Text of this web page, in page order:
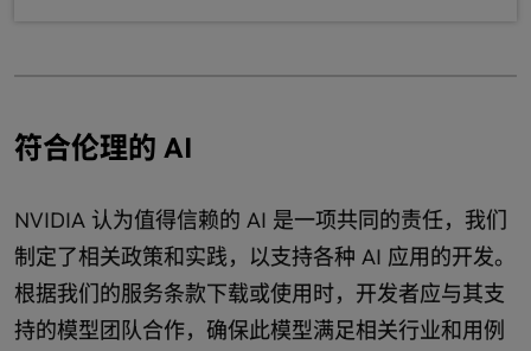
符合伦理的 AI
NVIDIA 认为值得信赖的 AI 是一项共同的责任，我们
制定了相关政策和实践，以支持各种 AI 应用的开发。
根据我们的服务条款下载或使用时，开发者应与其支
持的模型团队合作，确保此模型满足相关行业和用例